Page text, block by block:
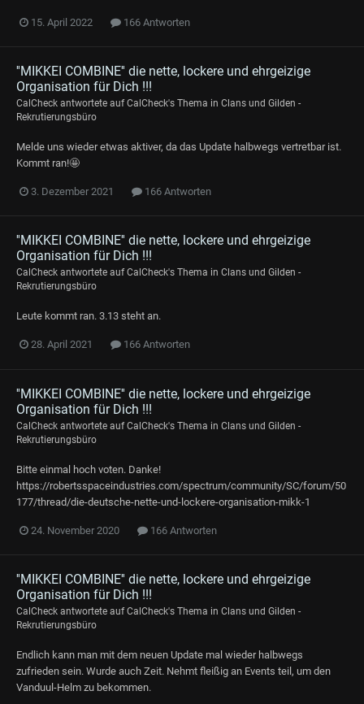
15. April 2022 166 Antworten
''MIKKEI COMBINE'' die nette, lockere und ehrgeizige
Organisation für Dich !!!
CalCheck antwortete aufCalCheck's Thema in Clans und Gilden -
Rekrutierungsbüro
Melde uns wieder etwas aktiver, da das Update halbwegs vertretbar ist.
Kommt ran!🤩
3. Dezember 2021 166 Antworten
''MIKKEI COMBINE'' die nette, lockere und ehrgeizige
Organisation für Dich !!!
CalCheck antwortete aufCalCheck's Thema in Clans und Gilden -
Rekrutierungsbüro
Leute kommt ran. 3.13 steht an.
28. April 2021 166 Antworten
''MIKKEI COMBINE'' die nette, lockere und ehrgeizige
Organisation für Dich !!!
CalCheck antwortete aufCalCheck's Thema in Clans und Gilden -
Rekrutierungsbüro
Bitte einmal hoch voten. Danke!
https://robertsspaceindustries.com/spectrum/community/SC/forum/50
177/thread/die-deutsche-nette-und-lockere-organisation-mikk-1
24. November 2020 166 Antworten
''MIKKEI COMBINE'' die nette, lockere und ehrgeizige
Organisation für Dich !!!
CalCheck antwortete aufCalCheck's Thema in Clans und Gilden -
Rekrutierungsbüro
Endlich kann man mit dem neuen Update mal wieder halbwegs
zufrieden sein. Wurde auch Zeit. Nehmt fleißig an Events teil, um den
Vanduul-Helm zu bekommen.